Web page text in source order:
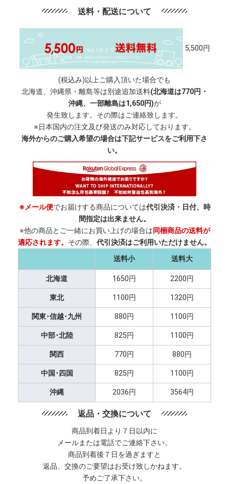
送料・配送について
5,500円
(税込み)以上ご購入頂いた場合でも
北海道、沖縄県・離島等は別途追加送料(北海道は770円・
沖縄、一部離島は1,650円)が
発生致します。その際はご連絡致します。
※日本国内の注文及び発送のみ対応しております。
海外からのご購入希望の場合は下記サービスをご利用下さ
い。
※メール便でお届けする商品については代引決済・日付、時
間指定は出来ません。
※他の商品とご一緒にお買い上げの場合は同梱商品の送料が
適応されます。 その際、 代引決済はご利用いただけません。
送料小
送料大
北海道 1650円 2200円
東北 1100円 1320円
関東･信越･九州 880円 1100円
中部･北陸 825円 1100円
関西 770円 880円
中国･四国 825円 1100円
沖縄 2036円 3564円
返品・交換について
商品到着日より７日以内に
メールまたは電話でご連絡下さい。
商品到着後７日を過ぎますと
返品、交換のご要望はお受け致しかねます。
予めご了承下さい。